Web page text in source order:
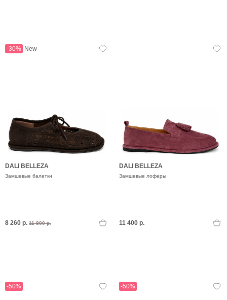
-30% New
DALI BELLEZA
Замшевые балетки
8 260 р. 11 800 р.
DALI BELLEZA
Замшевые лоферы
11 400 р.
-50% -50%